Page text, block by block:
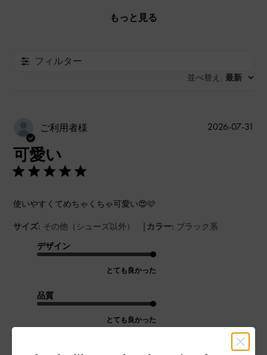
もっと見る
フィルター
並べ替え : 最新
ご利用者様
可愛い
使いやすくてめちゃくちゃ可愛い😍🩷
サイズ: その他（シューズ以外） | カラー: ブラック系
デザイン
とても良かった
品質
とても良かった
2026-07-31